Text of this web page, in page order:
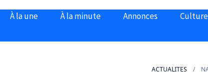
À la une À la minute Annonces Culture
ACTUALITES